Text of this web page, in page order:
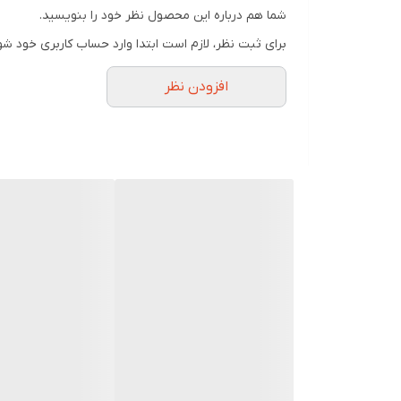
شما هم درباره این محصول نظر خود را بنویسید.
برای ثبت نظر، لازم است ابتدا وارد حساب کاربری خود
افزودن نظر